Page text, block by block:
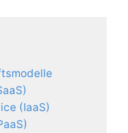
(IaaS)